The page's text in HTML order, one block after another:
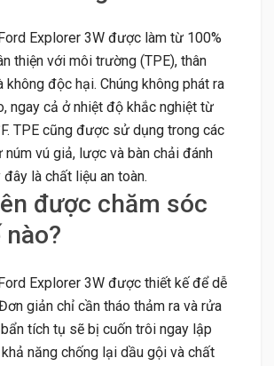
Explorer 3W được làm từ 100%
thiện với môi trường (TPE), thân
không độc hại. Chúng không phát ra
ngay cả ở nhiệt độ khắc nghiệt từ
TPE cũng được sử dụng trong các
núm vú giả, lược và bàn chải đánh
là chất liệu an toàn.
được chăm sóc
Explorer 3W được thiết kế để dễ
giản chỉ cần tháo thảm ra và rửa
tích tụ sẽ bị cuốn trôi ngay lập
năng chống lại dầu gội và chất